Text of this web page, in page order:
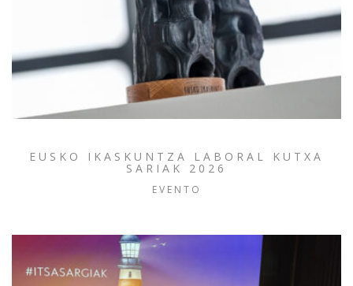
EUSKO IKASKUNTZA LABORAL KUTXA
SARIAK 2026
EVENTO